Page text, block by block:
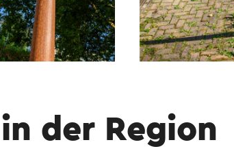
der Region